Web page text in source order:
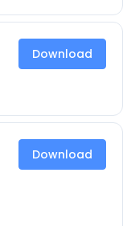
Download
Download